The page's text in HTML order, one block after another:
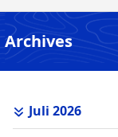
Archives
Juli 2026